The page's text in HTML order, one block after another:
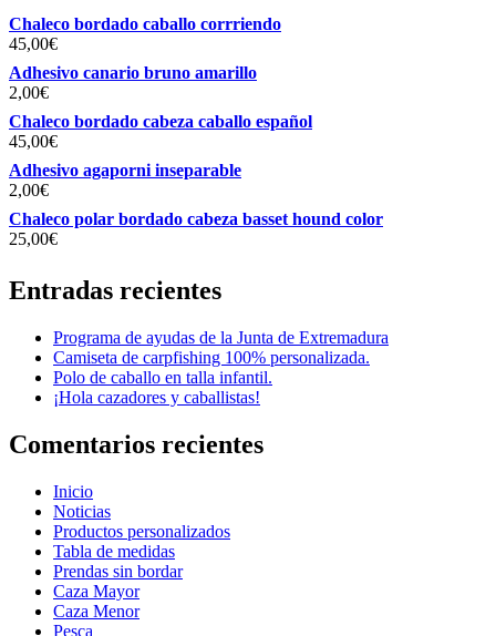
la
de
Chaleco bordado caballo corrriendo
45,00€
Adhesivo canario bruno amarillo
2,00€
Chaleco bordado cabeza caballo español
45,00€
Adhesivo agaporni inseparable
2,00€
Chaleco polar bordado cabeza basset hound color
25,00€
Entradas recientes
Programa de ayudas de la Junta de Extremadura
Camiseta de carpfishing 100% personalizada.
Polo de caballo en talla infantil.
¡Hola cazadores y caballistas!
Comentarios recientes
Inicio
Noticias
Productos personalizados
Tabla de medidas
Prendas sin bordar
Caza Mayor
Caza Menor
Pesca